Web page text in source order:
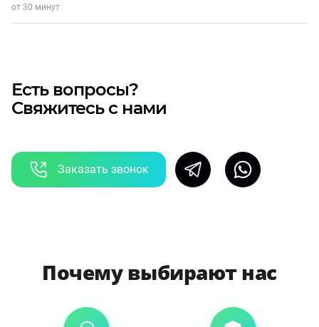
от 30 минут
Есть вопросы?
Свяжитесь с нами
Заказать звонок
Почему выбирают нас